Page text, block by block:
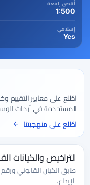
أقصى رافعة
1:500
إسلامي
Yes
اطّلع على معايير التقييم
المستخدمة في أبحاث
اطّلع على منهجيتنا
التراخيص والكيانات
طابق الكيان القانوني
الإيداع.